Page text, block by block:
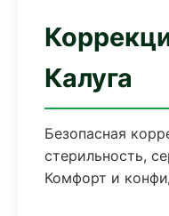
Калуга
Безопасная
стерильность,
Комфорт и